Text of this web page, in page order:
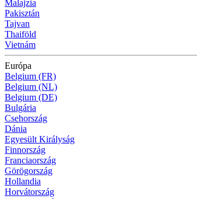
Malajzia
Pakisztán
Tajvan
Thaiföld
Vietnám
Európa
Belgium (FR)
Belgium (NL)
Belgium (DE)
Bulgária
Csehország
Dánia
Egyesült Királyság
Finnország
Franciaország
Görögország
Hollandia
Horvátország